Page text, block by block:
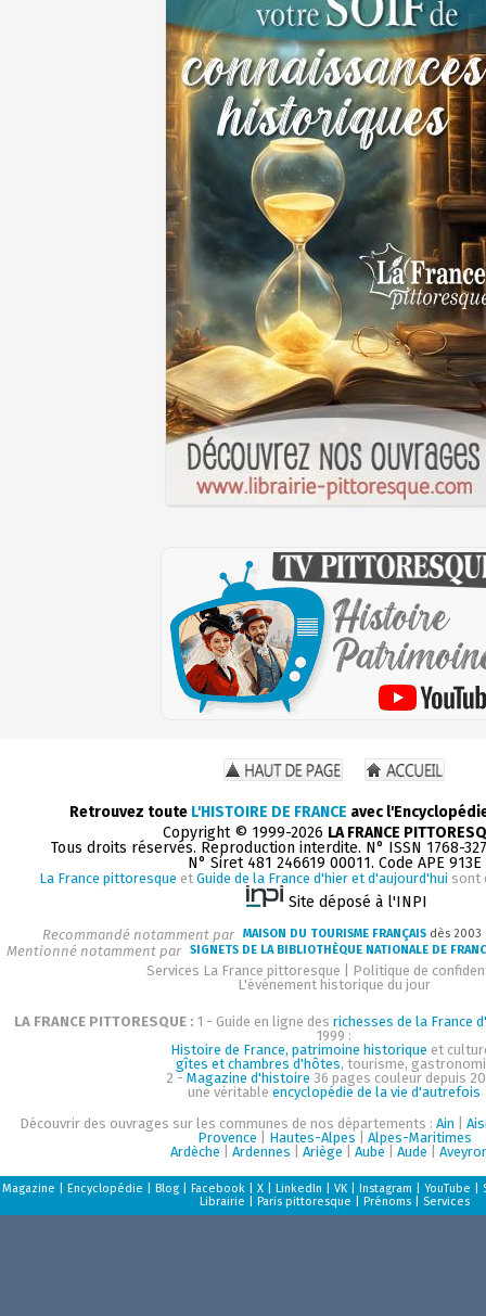
Retrouvez toute L'HISTOIRE DE FRANCE avec
Copyright © 1999-2026 LA FRANCE
Tous droits réservés. Reproduction interdite. N° ISSN 1768-
N° Siret 481 246619 00011. Code APE 913E
La France pittoresque et Guide de la France d'hier et d'aujourd'hui sont
Site déposé à l'INPI
Recommandé notamment par MAISON DU TOURISME FRANÇAIS dès
Mentionné notamment par SIGNETS DE LA BIBLIOTHÈQUE NATIONALE DE
Services La France pittoresque
Politique de
L'événement historique du jour
LA FRANCE PITTORESQUE : 1 - Guide en ligne des richesses de la France
1999 :
Histoire de France, patrimoine historique et
gîtes et chambres d'hôtes, tourisme,
2 - Magazine d'histoire 36 pages couleur depuis
une véritable encyclopédie de la vie d'autrefois
Découvrir des ouvrages sur les communes de nos départements : Ain
Provence
Hautes-Alpes
Alpes-Maritimes
Ardèche
Ardennes Ariège Aube Aude
Magazine Encyclopédie Blog| Facebook| X| LinkedIn VK| Instagram YouTube
Librairie
Paris pittoresque Prénoms| Services